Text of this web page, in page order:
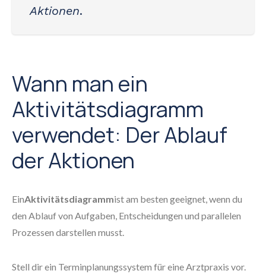
Aktionen.
Wann man ein
Aktivitätsdiagramm
verwendet: Der Ablauf
der Aktionen
EinAktivitätsdiagrammist am besten geeignet, wenn du
den Ablauf von Aufgaben, Entscheidungen und parallelen
Prozessen darstellen musst.
Stell dir ein Terminplanungssystem für eine Arztpraxis vor.